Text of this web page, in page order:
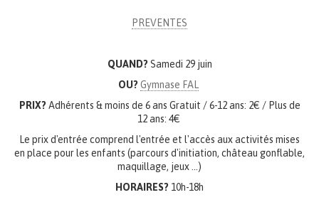
PREVENTES
QUAND? Samedi 29 juin
OU? Gymnase FAL
PRIX? Adhérents & moins de 6 ans Gratuit / 6-12 ans: 2€ / Plus de
12 ans: 4€
Le prix d'entrée comprend l'entrée et l'accès aux activités mises
en place pour les enfants (parcours d'initiation, château gonflable,
maquillage, jeux ...)
HORAIRES? 10h-18h